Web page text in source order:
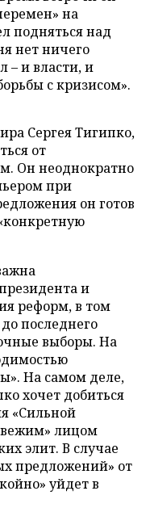
на
подняться над
нет ничего
– и власти, и
с кризисом».
Сергея Тигипко,
от
Он неоднократно
при
он готов
и
реформ, в том
последнего
выборы. На
На самом деле,
хочет добиться
«Сильной
лицом
элит. В случае
предложений» от
уйдет в